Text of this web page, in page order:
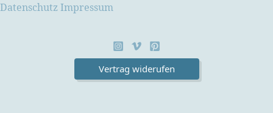
Datenschutz Impressum
Vertrag widerufen